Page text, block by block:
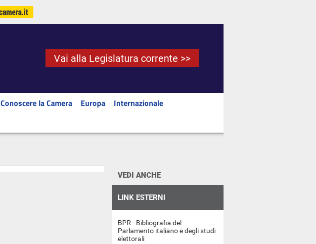
Vai alla Legislatura corrente >>
Conoscere la Camera Europa
Internazionale
VEDI ANCHE
LINK ESTERNI
BPR - Bibliografia del
Parlamento italiano e degli studi
elettorali